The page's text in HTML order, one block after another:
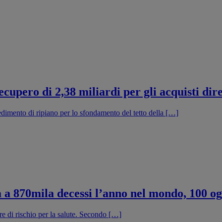
di 2,38 miliardi per gli acquisti
di ripiano per lo sfondamento del tetto della […]
870mila decessi l’anno nel mondo, 100
di rischio per la salute. Secondo […]